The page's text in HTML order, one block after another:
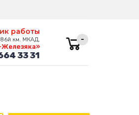
работы
км. МКАД,
33 31
-